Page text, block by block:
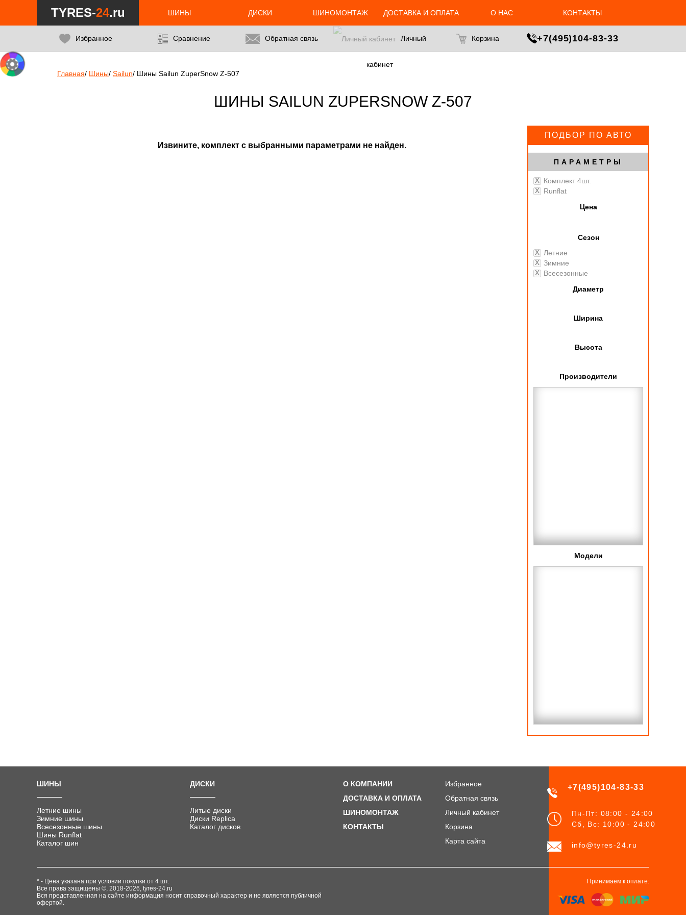
TYRES-24.ru ШИНЫ ДИСКИ ШИНОМОНТАЖ ДОСТАВКА И ОПЛАТА О НАС КОНТАКТЫ
Избранное Сравнение Обратная связь Личный
кабинет
Корзина +7(495)104-83-33
Главная/ Шины/ Sailun/ Шины Sailun ZuperSnow Z-507
ШИНЫ SAILUN ZUPERSNOW Z-507
Извините, комплект с выбранными параметрами не найден.
ПОДБОР ПО АВТО
ПАРАМЕТРЫ
Комплект 4шт.
Runflat
Цена
Сезон
Летние
Зимние
Всесезонные
Диаметр
Ширина
Высота
Производители
Модели
ШИНЫ
Летние шины
Зимние шины
Всесезонные шины
Шины Runflat
Каталог шин
ДИСКИ
Литые диски
Диски Replica
Каталог дисков
О КОМПАНИИ
ДОСТАВКА И ОПЛАТА
ШИНОМОНТАЖ
КОНТАКТЫ
Избранное
Обратная связь
Личный кабинет
Корзина
Карта сайта
+7(495)104-83-33
Пн-Пт: 08:00 - 24:00
Сб, Вс: 10:00 - 24:00
info@tyres-24.ru
* - Цена указана при условии покупки от 4 шт.
Все права защищены ©, 2018-2026, tyres-24.ru
Вся представленная на сайте информация носит справочный характер и не является публичной
офертой.
Принимаем к оплате: